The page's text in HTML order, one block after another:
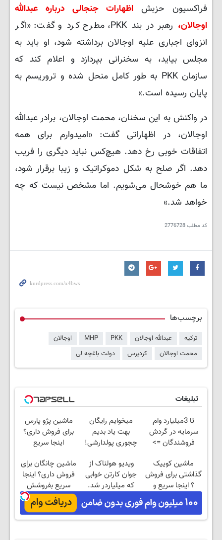
فراکسیون حزبشاظهارات جنجالی درباره عبدالله
اوجالان،
رهبر در بند PKK، مطرح کرد و گفت: «اگر
انزوای اجباری علیه اوجالان برداشته شود، او باید به
مجلس بیاید، به سخنرانی بپردازد و اعلام کند که
سازمان PKK به طور کامل منحل شده و تروریسم به
پایان رسیده است.»
در واکنش به این سخنان، محمت اوجالان، برادر عبدالله
اوجالان، در اظهاراتی گفت: «امیدوارم برای همه
اتفاقات خوبی رخ دهد. هیچ‌کس نباید دیگری را فریب
دهد. اگر صلح به شکل دموکراتیک و زیبا برقرار شود،
ما هم خوشحال می‌شویم. اما مشخص نیست که چه
خواهد شد.»
کد مطلب2776728
برچسب‌ها
ترکیه عبدالله اوجالان PKK
MHP
اوجالان
محمت اوجالان
کردپرس دولت باغچه لی
تبلیغات
تا 3میلیارد وام
سرمایه در گردش
فروشندگان =>
کن
میخوایم رایگان
بهت یاد بدیم
چجوری پولدارشی!
مجانیه
ماشین پژو پارس
برای فروش داری؟
اینجا سریع
ماشین کوییک
گذاشتی برای فروش
؟ اینجا سریع و
راحت بفروش
ویدیو هولناک از
جوان کارتن خوابی
که میلیاردر شد.
آموزش رایگان
ماشین چانگان برای
فروش داری؟ اینجا
سریع بفروشش